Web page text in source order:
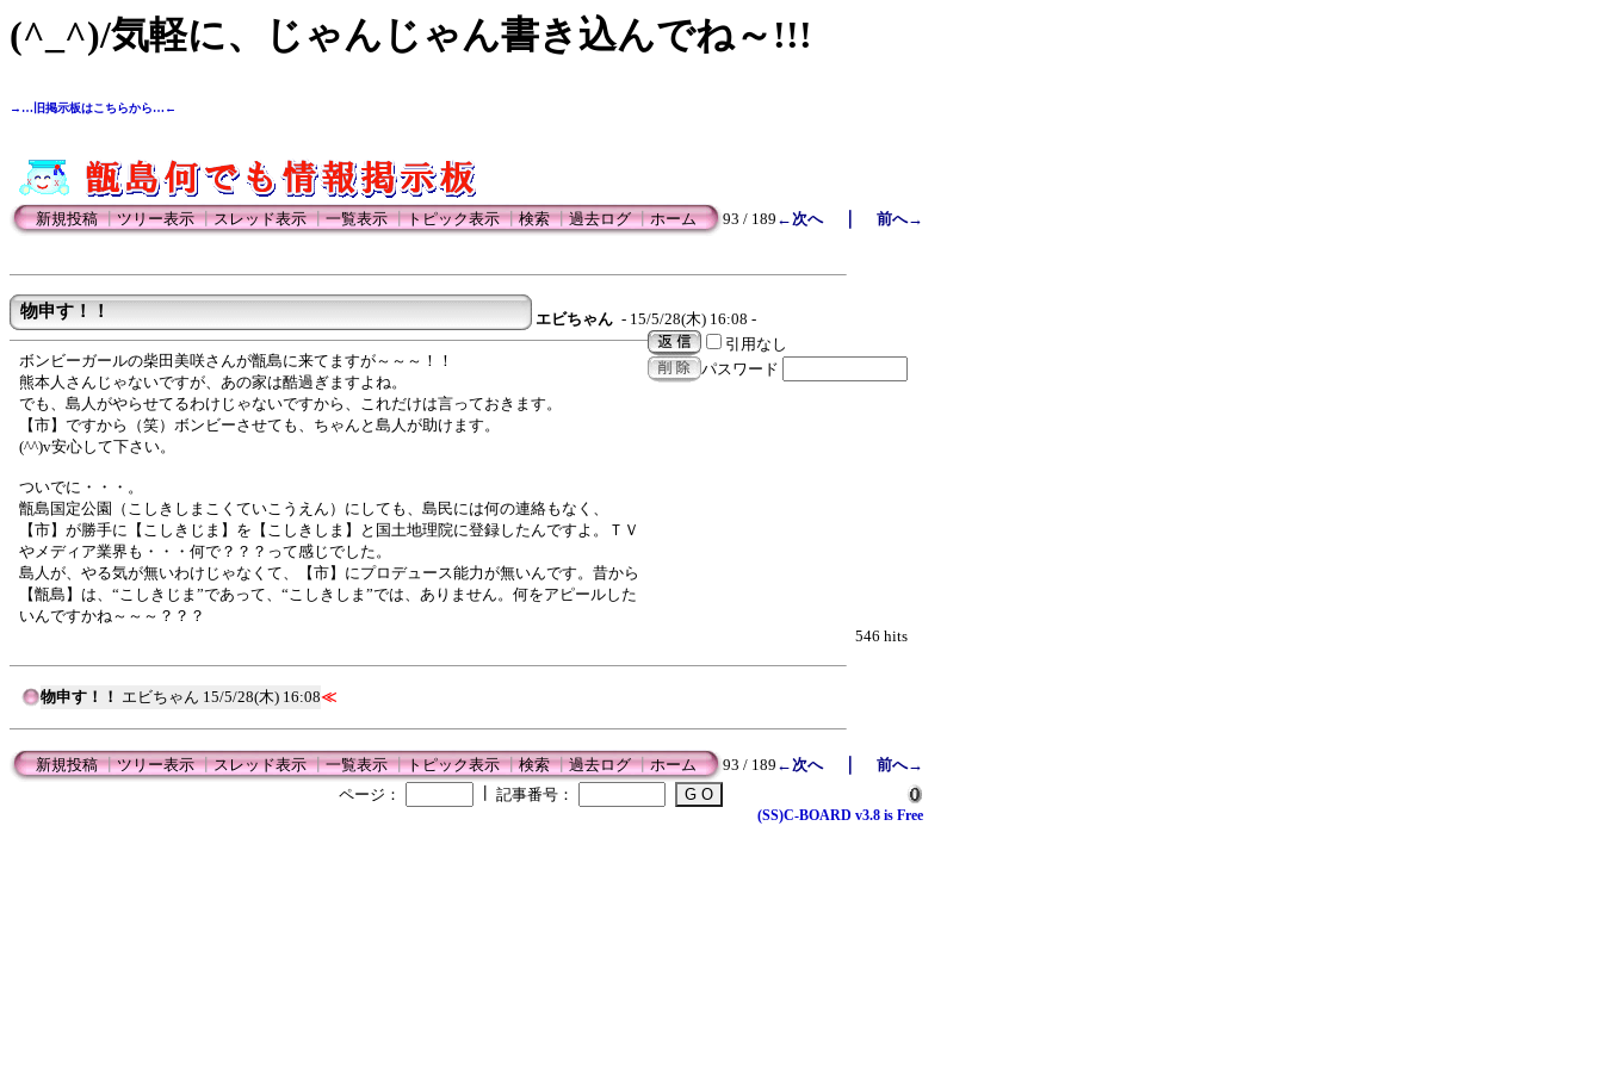
(^_^)/気軽に、じゃんじゃん書き込んでね～!!!
→…旧掲示板はこちらから…←
新規投稿┃ツリー表示┃スレッド表示┃一覧表示┃トピック表示┃検索┃過去ログ┃ホーム 93 / 189 ←次へ｜ 前へ→
物申す！！ エビちゃん - 15/5/28(木) 16:08 -
引用なし
パスワード
ボンビーガールの柴田美咲さんが甑島に来てますが～～～！！
熊本人さんじゃないですが、あの家は酷過ぎますよね。
でも、島人がやらせてるわけじゃないですから、これだけは言っておきます。
【市】ですから（笑）ボンビーさせても、ちゃんと島人が助けます。
(^^)v安心して下さい。
ついでに・・・。
甑島国定公園（こしきしまこくていこうえん）にしても、島民には何の連絡もなく、
【市】が勝手に【こしきじま】を【こしきしま】と国土地理院に登録したんですよ。ＴＶ
やメディア業界も・・・何で？？？って感じでした。
島人が、やる気が無いわけじゃなくて、【市】にプロデュース能力が無いんです。昔から
【甑島】は、“こしきじま”であって、“こしきしま”では、ありません。何をアピールした
いんですかね～～～？？？
546 hits
物申す！！ エビちゃん 15/5/28(木) 16:08≪
新規投稿┃ツリー表示┃スレッド表示┃一覧表示┃トピック表示┃検索┃過去ログ┃ホーム 93 / 189 ←次へ｜ 前へ→
ページ：
記事番号：
(SS)C-BOARD v3.8 is Free